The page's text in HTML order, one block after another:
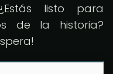
listo para
de la historia?